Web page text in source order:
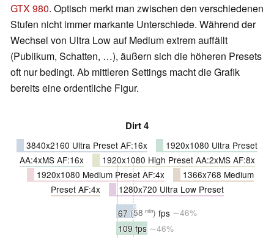
GTX 980. Optisch merkt man zwischen den verschiedenen
Stufen nicht immer markante Unterschiede. Während der
Wechsel von Ultra Low auf Medium extrem auffällt
(Publikum, Schatten, …), äußern sich die höheren Presets
oft nur bedingt. Ab mittleren Settings macht die Grafik
bereits eine ordentliche Figur.
Dirt 4
3840x2160 Ultra Preset AF:16x
1920x1080 Ultra Preset
AA:4xMS AF:16x
1920x1080 High Preset AA:2xMS AF:8x
1920x1080 Medium Preset AF:4x
1366x768 Medium
Preset AF:4x
1280x720 Ultra Low Preset
67 (58 min) fps ∼46%
109 fps ∼46%